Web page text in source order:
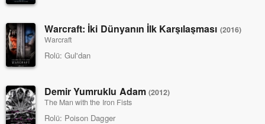
Warcraft: İki Dünyanın İlk Karşılaşması (2016)
Warcraft
Rolü: Gul'dan
Demir Yumruklu Adam (2012)
The Man with the Iron Fists
Rolü: Poison Dagger